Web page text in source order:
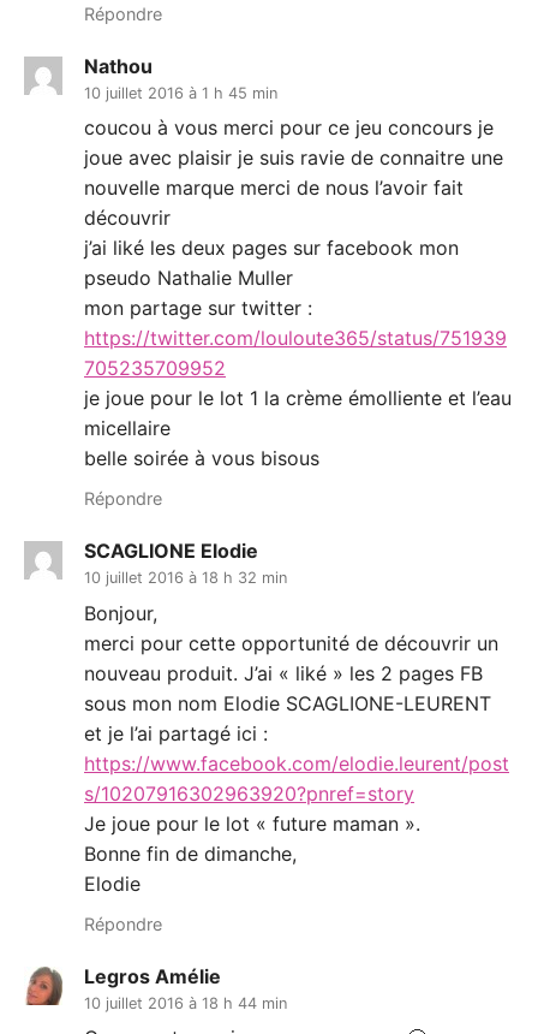
Répondre
Nathou
10 juillet 2016 à 1 h 45 min
coucou à vous merci pour ce jeu concours je
joue avec plaisir je suis ravie de connaitre une
nouvelle marque merci de nous l’avoir fait
découvrir
j’ai liké les deux pages sur facebook mon
pseudo Nathalie Muller
mon partage sur twitter :
https://twitter.com/louloute365/status/751939
705235709952
je joue pour le lot 1 la crème émolliente et l’eau
micellaire
belle soirée à vous bisous
Répondre
SCAGLIONE Elodie
10 juillet 2016 à 18 h 32 min
Bonjour,
merci pour cette opportunité de découvrir un
nouveau produit. J’ai « liké » les 2 pages FB
sous mon nom Elodie SCAGLIONE-LEURENT
et je l’ai partagé ici :
https://www.facebook.com/elodie.leurent/post
s/10207916302963920?pnref=story
Je joue pour le lot « future maman ».
Bonne fin de dimanche,
Elodie
Répondre
Legros Amélie
10 juillet 2016 à 18 h 44 min